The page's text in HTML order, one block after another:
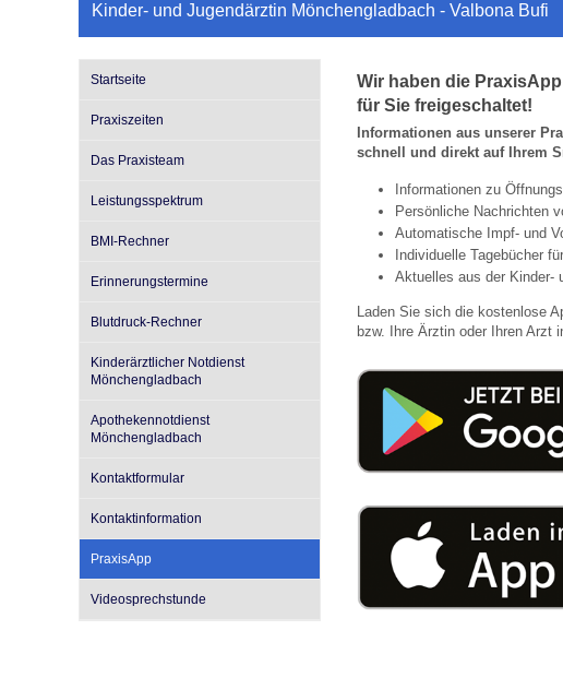
Schulkinder
Schulkind: U10 bis U11
Was muss man beachten?
Impfsicherheit
Häufige Fragen
Recht auf Impfung
Vorsorge- und
Hausapotheke
Notdienste
Gesundheitsämter
Blutdruckrechner
Empfehlungen zum
Hörlexikon
Material zu den Vorsorgen
Entwicklungskalender
Broschüren und
Familienzeit gesund
Kinder- und Jugendärztin Mönchengladbach - Valbona Bufi
Startseite
Praxiszeiten
Das Praxisteam
Leistungsspektrum
BMI-Rechner
Erinnerungstermine
Blutdruck-Rechner
Kinderärztlicher Notdienst
Mönchengladbach
Apothekennotdienst
Mönchengladbach
Kontaktformular
Kontaktinformation
PraxisApp
Videosprechstunde
Wir haben die
für Sie freigeschaltet!
Informationen aus unserer
schnell und direkt auf Ihrem
Informationen zu
Persönliche Nachrichten
Automatische Impf- und
Individuelle Tagebücher
Aktuelles aus der Kinder-
Laden Sie sich die kostenlose
bzw. Ihre Ärztin oder Ihren Arzt